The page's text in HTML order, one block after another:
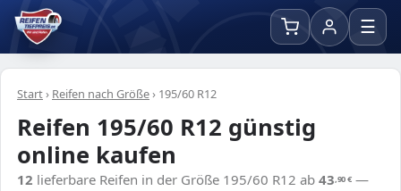
☰
Start› Reifen nach Größe› 195/60 R12
Reifen 195/60 R12 günstig
online kaufen
12 lieferbare Reifen in der Größe 195/60 R12 ab 43,90€ —